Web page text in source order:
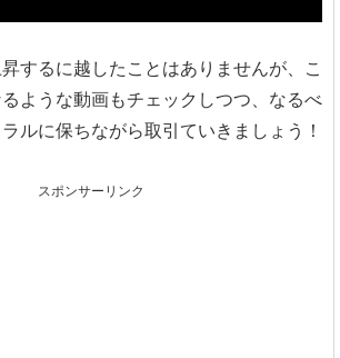
するに越したことはありませんが、こ
ような動画もチェックしつつ、なるべ
ルに保ちながら取引ていきましょう！
スポンサーリンク